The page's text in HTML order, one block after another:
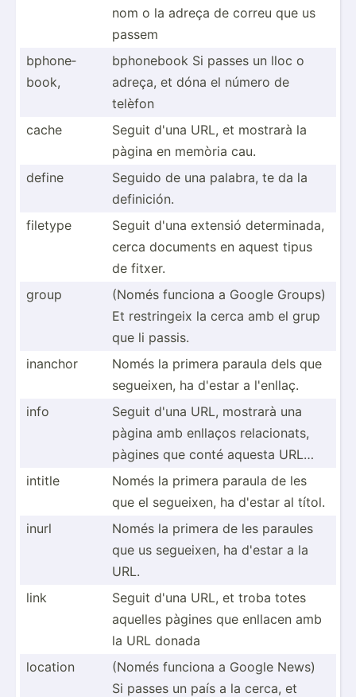
nom o la adreça de correu que us
passem
bphone­
book,
bphonebook Si passes un lloc o
adreça, et dóna el número de
telèfon
cache
Seguit d'una URL, et mostrarà la
pàgina en memòria cau.
define
Seguido de una palabra, te da la
defini­ción.
filetype
Seguit d'una extensió determ­inada,
cerca documents en aquest tipus
de fitxer.
group
(Només funciona a Google Groups)
Et restri­ngeix la cerca amb el grup
que li passis.
inanchor
Només la primera paraula dels que
segueixen, ha d'estar a l'enllaç.
info
Seguit d'una URL, mostrarà una
pàgina amb enllaços relaci­onats,
pàgines que conté aquesta URL…
intitle
Només la primera paraula de les
que el segueixen, ha d'estar al títol.
inurl
Només la primera de les paraules
que us segueixen, ha d'estar a la
URL.
link
Seguit d'una URL, et troba totes
aquelles pàgines que enllacen amb
la URL donada
location
(Només funciona a Google News)
Si passes un país a la cerca, et